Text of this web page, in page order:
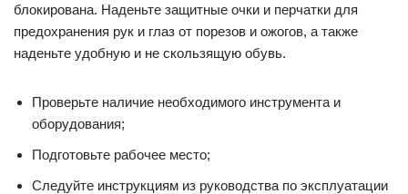
блокирована. Наденьте защитные очки и перчатки для
предохранения рук и глаз от порезов и ожогов, а также
наденьте удобную и не скользящую обувь.
Проверьте наличие необходимого инструмента и
оборудования;
Подготовьте рабочее место;
Следуйте инструкциям из руководства по эксплуатации